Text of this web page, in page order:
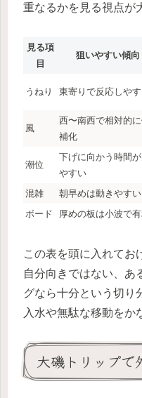
重なるかを見る視点が
見る項
目
狙いやすい傾向
うねり 東寄りで反応しや
風
西〜南西で相対的
補化
潮位
下げに向かう時間
やすい
混雑 朝早めは動きやすい
ボード
厚めの板は小波で有
この表を頭に入れてお
自分向きではない、あ
グなら十分という切り
入水や無駄な移動をか
大磯トリップで